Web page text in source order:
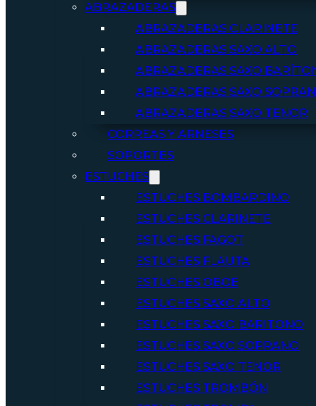
ABRAZADERAS
ABRAZADERAS CLARINETE
ABRAZADERAS SAXO ALTO
ABRAZADERAS SAXO
ABRAZADERAS SAXO
ABRAZADERAS SAXO TENOR
CORREAS Y ARNESES
SOPORTES
ESTUCHES
ESTUCHES BOMBARDINO
ESTUCHES CLARINETE
ESTUCHES FAGOT
ESTUCHES FLAUTA
ESTUCHES OBOE
ESTUCHES SAXO ALTO
ESTUCHES SAXO BARITONO
ESTUCHES SAXO SOPRANO
ESTUCHES SAXO TENOR
ESTUCHES TROMBÓN